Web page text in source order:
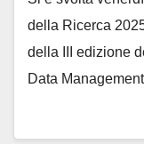
della Ricerca
della III edizione
Data